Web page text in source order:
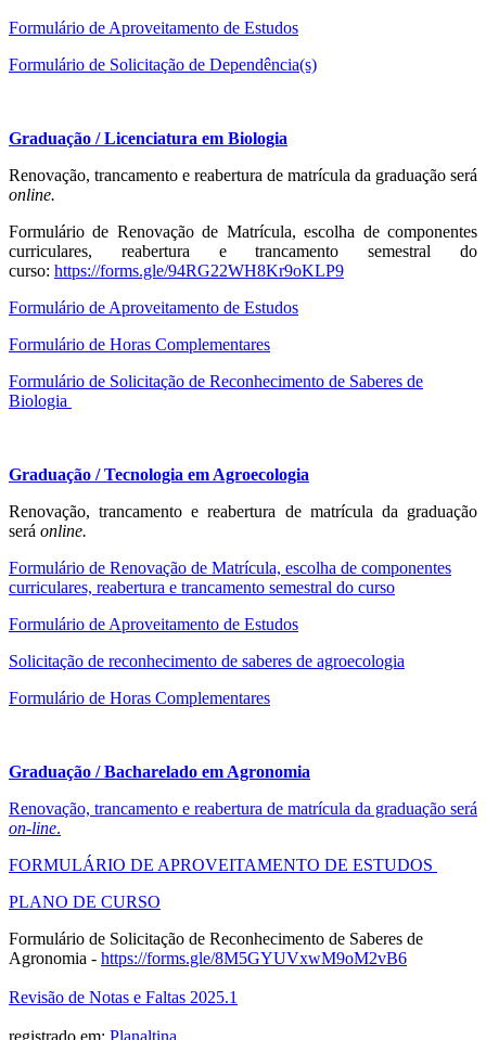
Formulário de Aproveitamento de Estudos
Formulário de Solicitação de Dependência(s)
Graduação / Licenciatura em Biologia
Renovação, trancamento e reabertura de matrícula da graduação será
online.
Formulário de Renovação de Matrícula, escolha de componentes
curriculares, reabertura e trancamento semestral do
curso: https://forms.gle/94RG22WH8Kr9oKLP9
Formulário de Aproveitamento de Estudos
Formulário de Horas Complementares
Formulário de Solicitação de Reconhecimento de Saberes de
Biologia
Graduação / Tecnologia em Agroecologia
Renovação, trancamento e reabertura de matrícula da graduação
será online.
Formulário de Renovação de Matrícula, escolha de componentes
curriculares, reabertura e trancamento semestral do curso
Formulário de Aproveitamento de Estudos
Solicitação de reconhecimento de saberes de agroecologia
Formulário de Horas Complementares
Graduação / Bacharelado em Agronomia
Renovação, trancamento e reabertura de matrícula da graduação será
on-line.
FORMULÁRIO DE APROVEITAMENTO DE ESTUDOS
PLANO DE CURSO
Formulário de Solicitação de Reconhecimento de Saberes de
Agronomia - https://forms.gle/8M5GYUVxwM9oM2vB6
Revisão de Notas e Faltas 2025.1
registrado em: Planaltina